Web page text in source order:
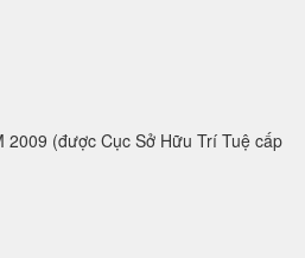
2009 (được Cục Sở Hữu Trí Tuệ cấp